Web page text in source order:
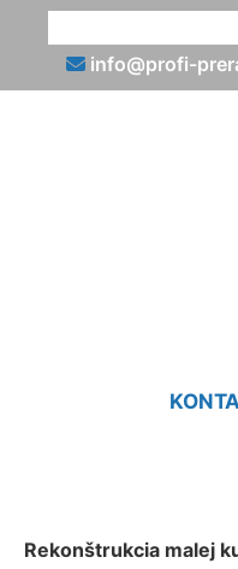
info@profi-
Rekonštrukcia malej